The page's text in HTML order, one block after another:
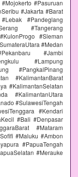
#Pasuruan
#Jakarta #Barat
#Pandeglang
#Tangerang
#Sleman
#Medan
#Jambi
#Lampung
#PangkalPinang
#KalimantanBarat
#KalimantanSelatan
#KalimantanUtara
#SulawesiTengah
#Kendari
#Bali #Denpasar
#Mataram
#Maluku #Ambon
#PapuaTengah
#Merauke